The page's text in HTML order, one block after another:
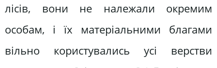
лісів, вони не належали окремим
особам, і їх матеріальними благами
вільно користувались усі верстви